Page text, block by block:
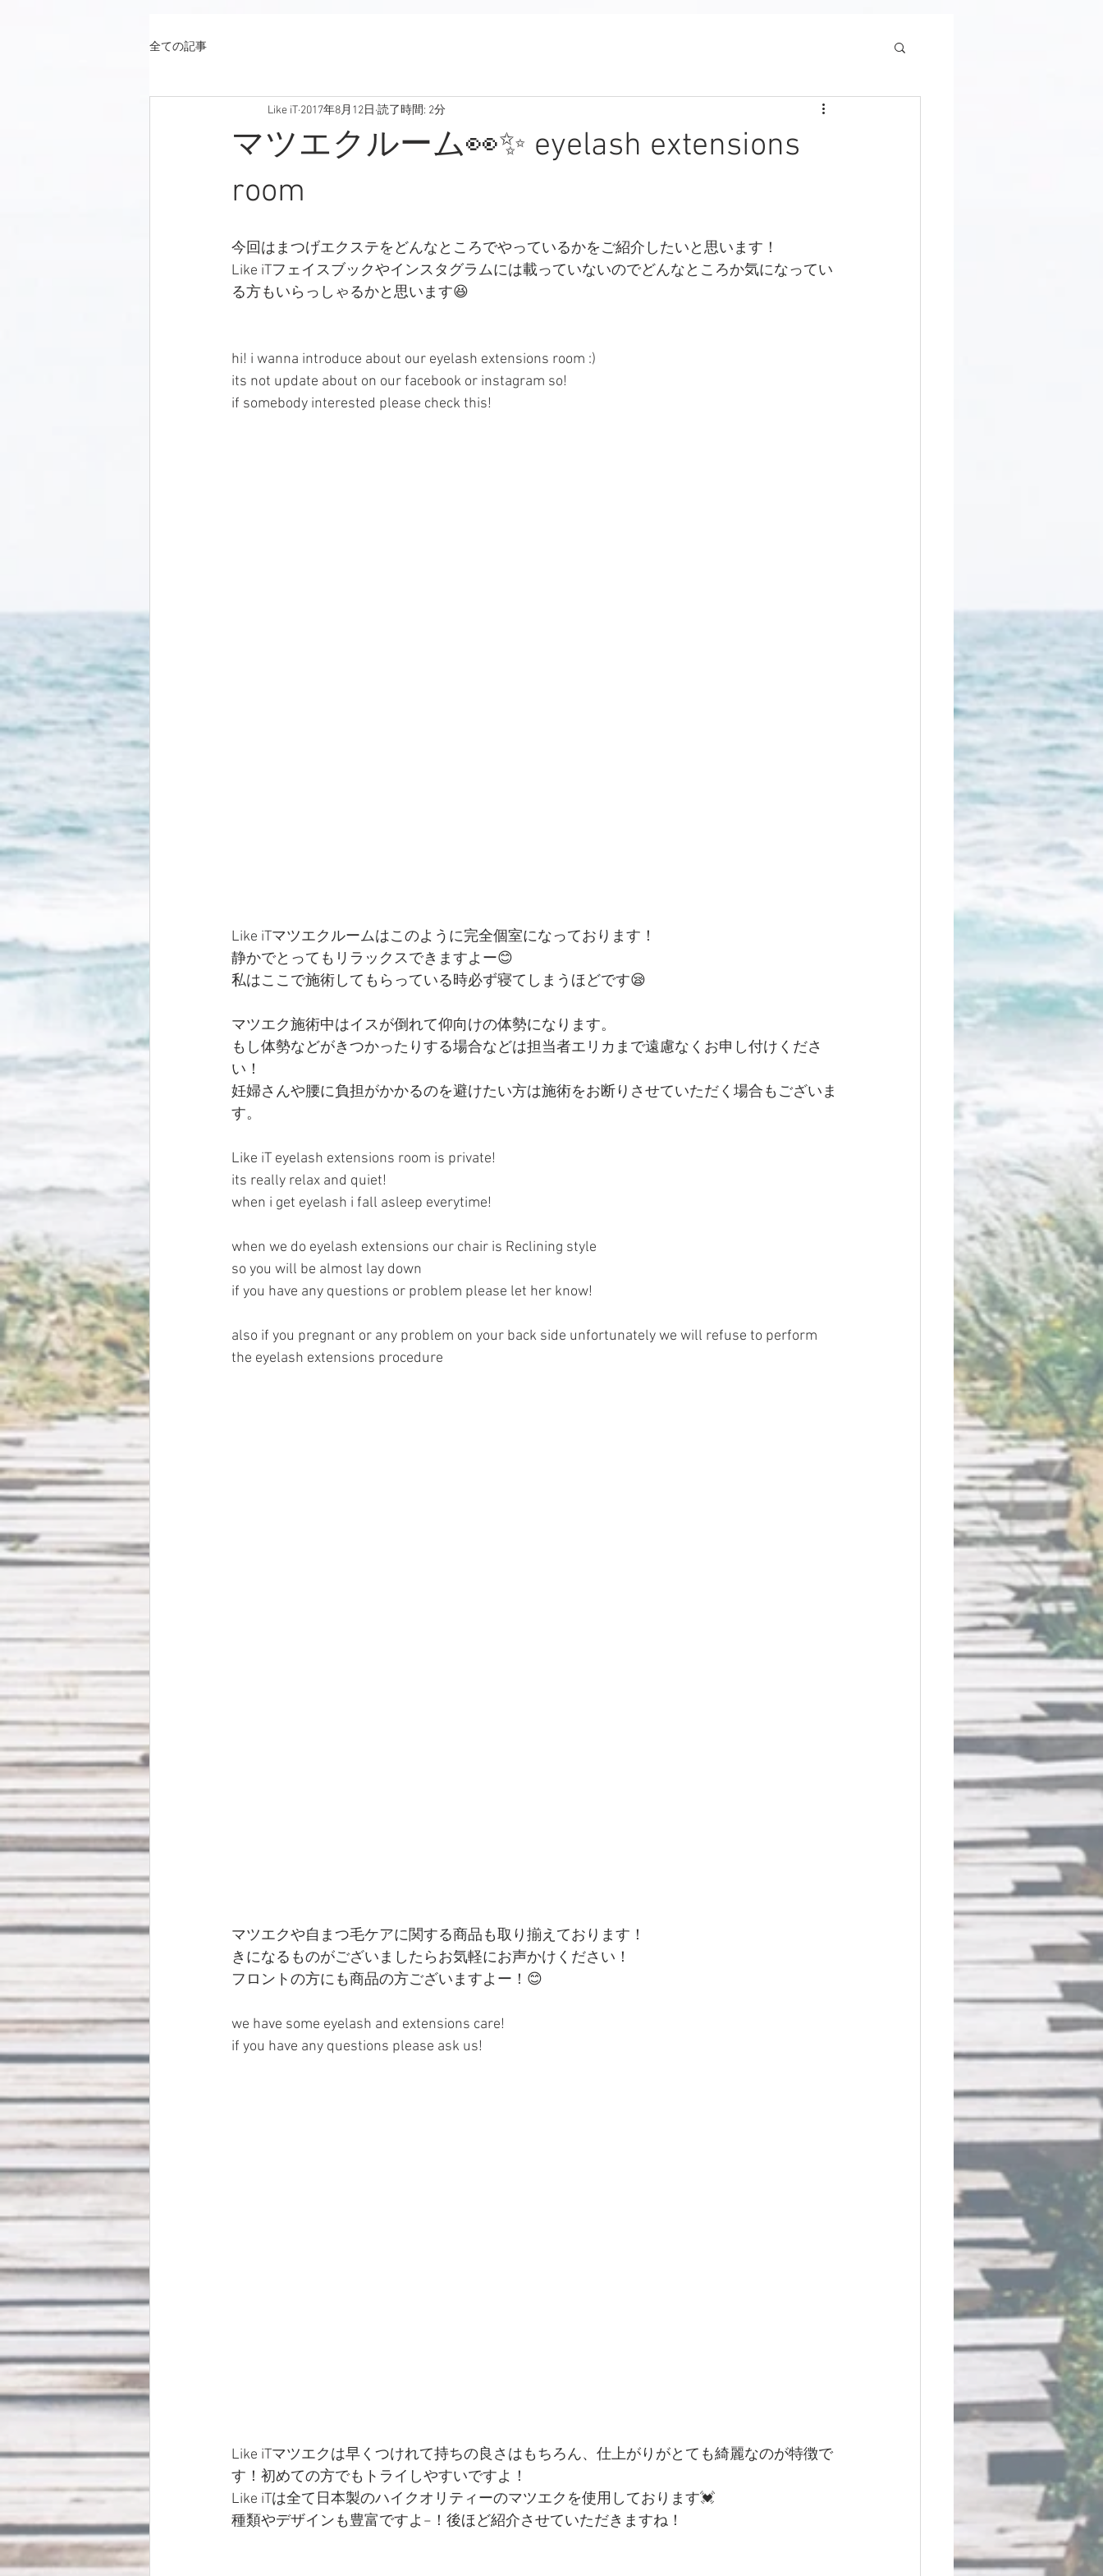
全ての記事
マツエクルーム👀✨ eyelash extensions
room
Like iT 2017年8月12日 読了時間: 2分
今回はまつげエクステをどんなところでやっているかをご紹介したいと思います！
Like iTフェイスブックやインスタグラムには載っていないのでどんなところか気になってい
る方もいらっしゃるかと思います😆
hi! i wanna introduce about our eyelash extensions room :)
its not update about on our facebook or instagram so!
if somebody interested please check this!
Like iTマツエクルームはこのように完全個室になっております！
静かでとってもリラックスできますよー😊
私はここで施術してもらっている時必ず寝てしまうほどです😪
マツエク施術中はイスが倒れて仰向けの体勢になります。
もし体勢などがきつかったりする場合などは担当者エリカまで遠慮なくお申し付けくださ
い！
妊婦さんや腰に負担がかかるのを避けたい方は施術をお断りさせていただく場合もございま
す。
Like iT eyelash extensions room is private!
its really relax and quiet!
when i get eyelash i fall asleep everytime!
when we do eyelash extensions our chair is Reclining style
so you will be almost lay down
if you have any questions or problem please let her know!
also if you pregnant or any problem on your back side unfortunately we will refuse to perform
the eyelash extensions procedure
マツエクや自まつ毛ケアに関する商品も取り揃えております！
きになるものがございましたらお気軽にお声かけください！
フロントの方にも商品の方ございますよー！😊
we have some eyelash and extensions care!
if you have any questions please ask us!
Like iTマツエクは早くつけれて持ちの良さはもちろん、仕上がりがとても綺麗なのが特徴で
す！初めての方でもトライしやすいですよ！
Like iTは全て日本製のハイクオリティーのマツエクを使用しております💓
種類やデザインも豊富ですよ−！後ほど紹介させていただきますね！